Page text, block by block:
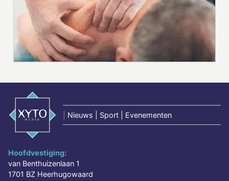
Nieuws | Sport | Evenementen
Hoofdvestiging:
van Benthuizenlaan 1
1701 BZ Heerhugowaard